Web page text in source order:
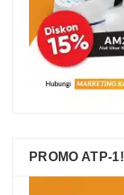
PROMO ATP-1!